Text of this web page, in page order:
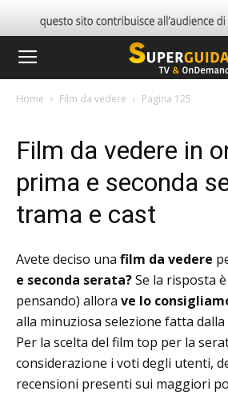
Home Film da vedere Pagina 125
Film da vedere in
prima e seconda
trama e cast
Avete deciso una film da vedere
e seconda serata?Se la risposta
pensando) allora ve lo
alla minuziosa selezione fatta
Per la scelta del film top per la
considerazione i voti degli utenti,
recensioni presenti sui maggiori